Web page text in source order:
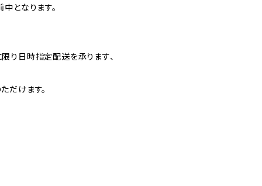
となります。
り日時指定配送を承ります、
だけます。